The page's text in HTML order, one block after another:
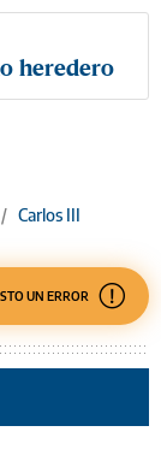
heredero
/ Carlos III
UN ERROR